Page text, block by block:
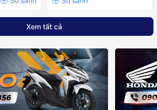
Xem tất cả